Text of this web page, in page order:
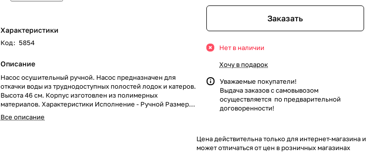
Характеристики
Код: 5854
Описание
Насос осушительный ручной. Насос предназначен для
откачки воды из труднодоступных полостей лодок и катеров.
Высота 46 см. Корпус изготовлен из полимерных
материалов. Характеристики Исполнение - Ручной Размер
упаковки ДхШхВ, м - 0.19x0.65x0.09 Масса брутто, кг - 0.55
Все описание
Заказать
Нет в наличии
Хочу в подарок
Уважаемые покупатели!
Выдача заказов с самовывозом
осуществляется по предварительной
договоренности!
Цена действительна только для интернет-магазина и
может отличаться от цен в розничных магазинах